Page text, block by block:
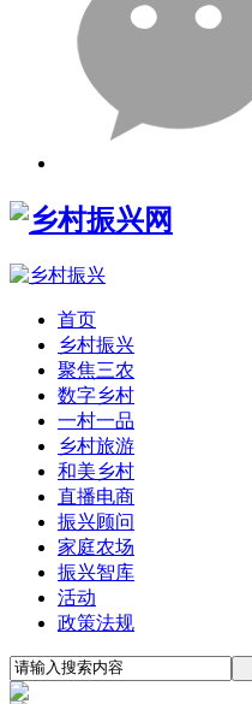
首页
乡村振兴
聚焦三农
数字乡村
一村一品
乡村旅游
和美乡村
直播电商
振兴顾问
家庭农场
振兴智库
活动
政策法规